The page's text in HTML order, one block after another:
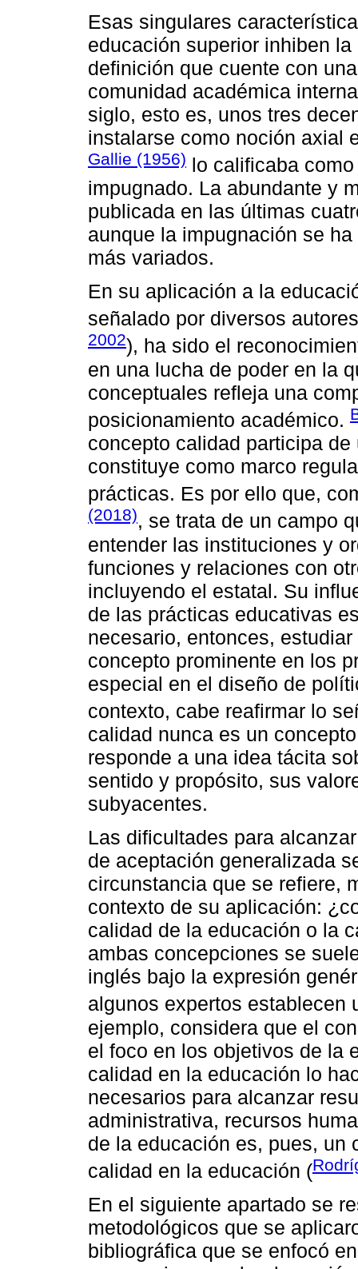
Esas singulares
educación superior inhiben
definición que cuente con
comunidad académica
siglo, esto es, unos tres
instalarse como noción axial
Gallie (1956) lo calificaba
impugnado. La abundante y
publicada en las últimas
aunque la impugnación se
más variados.
En su aplicación a la
señalado por diversos
2002), ha sido el
en una lucha de poder en la
conceptuales refleja una
posicionamiento académico.
concepto calidad participa
constituye como marco
prácticas. Es por ello que,
(2018), se trata de un campo
entender las instituciones y
funciones y relaciones con
incluyendo el estatal. Su
de las prácticas educativas
necesario, entonces,
concepto prominente en los
especial en el diseño de
contexto, cabe reafirmar lo
calidad nunca es un
responde a una idea tácita
sentido y propósito, sus
subyacentes.
Las dificultades para
de aceptación generalizada
circunstancia que se refiere,
contexto de su aplicación:
calidad de la educación o la
ambas concepciones se
inglés bajo la expresión
algunos expertos establecen
ejemplo, considera que el
el foco en los objetivos de la
calidad en la educación lo
necesarios para alcanzar
administrativa, recursos
de la educación es, pues, un
calidad en la educación (
En el siguiente apartado se
metodológicos que se
bibliográfica que se enfocó